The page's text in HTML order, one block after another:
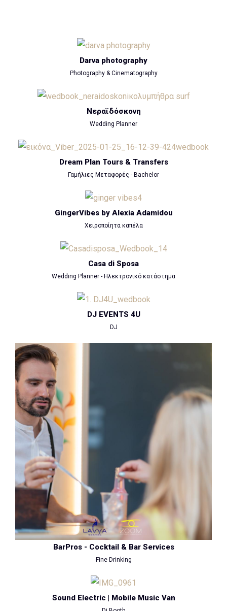
Darva photography
Photography & Cinematography
Νεραϊδόσκονη
Wedding Planner
Dream Plan Tours & Transfers
Γαμήλιες Μεταφορές - Bachelor
GingerVibes by Alexia Adamidou
Χειροποίητα καπέλα
Casa di Sposa
Wedding Planner - Ηλεκτρονικό κατάστημα
DJ EVENTS 4U
DJ
BarPros - Cocktail & Bar Services
Fine Drinking
Sound Electric | Mobile Music Van